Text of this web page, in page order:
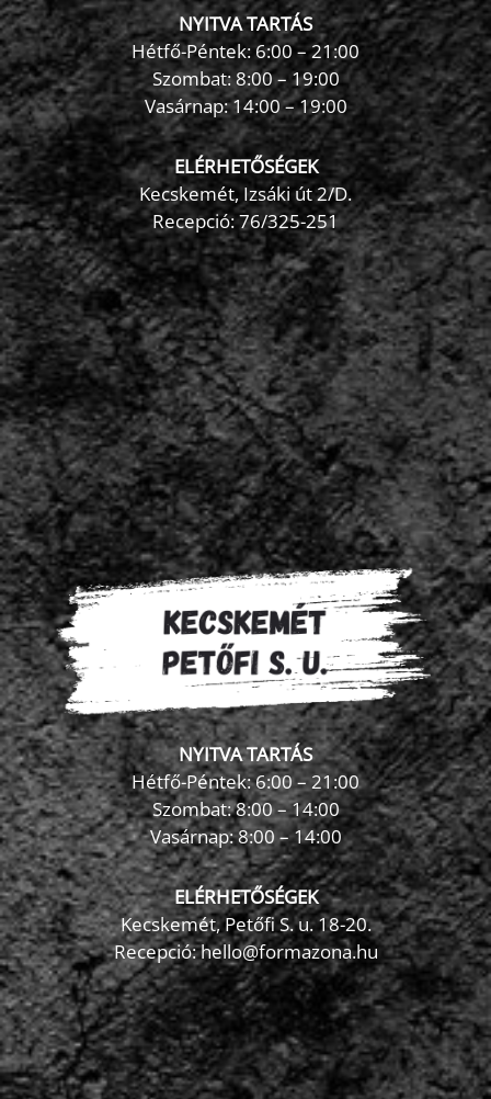
NYITVA TARTÁS
Hétfő-Péntek: 6:00 – 21:00
Szombat: 8:00 – 19:00
Vasárnap: 14:00 – 19:00
ELÉRHETŐSÉGEK
Kecskemét, Izsáki út 2/D.
Recepció:76/325-251
NYITVA TARTÁS
Hétfő-Péntek: 6:00 – 21:00
Szombat: 8:00 – 14:00
Vasárnap: 8:00 – 14:00
ELÉRHETŐSÉGEK
Kecskemét, Petőfi S. u. 18-20.
Recepció: hello@formazona.hu